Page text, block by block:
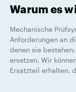
Warum es
Mechanische
Anforderungen an
denen sie
ersetzen. Wir
Ersatzteil erhalten,